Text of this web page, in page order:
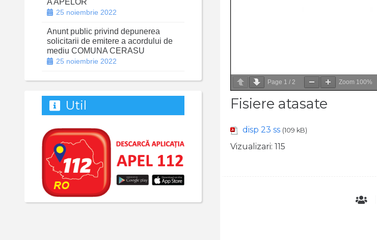
Page 1 / 2 Zoom 100%
Fisiere atasate
disp 23 ss (109 kB)
Vizualizari: 115
A APELOR
25 noiembrie 2022
Anunt public privind depunerea
solicitarii de emitere a acordului de
mediu COMUNA CERASU
25 noiembrie 2022
Util